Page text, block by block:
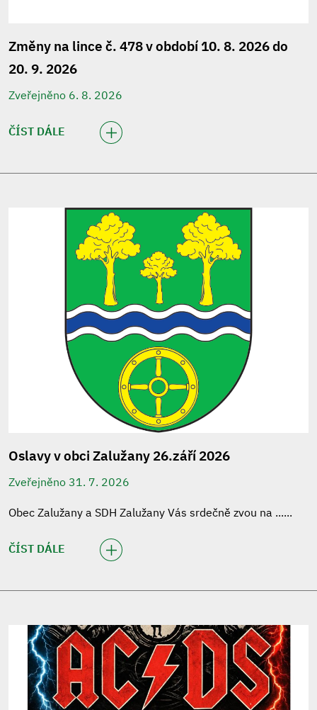
Změny na lince č. 478 v období 10. 8. 2026 do
20. 9. 2026
Zveřejněno 6. 8. 2026
ČÍST DÁLE
Oslavy v obci Zalužany 26.září 2026
Zveřejněno 31. 7. 2026
Obec Zalužany a SDH Zalužany Vás srdečně zvou na ......
ČÍST DÁLE